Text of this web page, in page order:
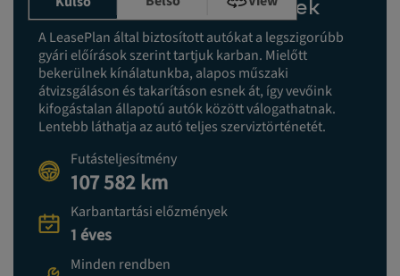
Karbantartási előzmények
A LeasePlan által biztosított autókat a legszigorúbb
gyári előírások szerint tartjuk karban. Mielőtt
bekerülnek kínálatunkba, alapos műszaki
átvizsgáláson és takarításon esnek át, így vevőink
kifogástalan állapotú autók között válogathatnak.
Lentebb láthatja az autó teljes szerviztörténetét.
Futásteljesítmény
107 582 km
Karbantartási előzmények
1 éves
Minden rendben